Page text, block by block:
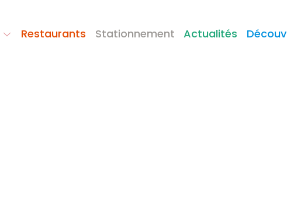
Restaurants Stationnement Actualités